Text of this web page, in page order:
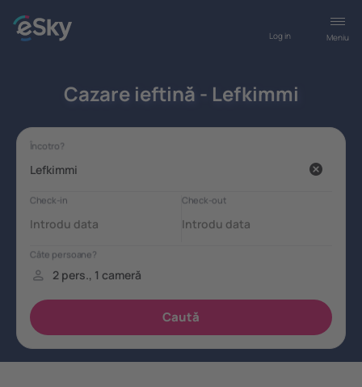
Meniu
Log in
Cazare ieftină - Lefkimmi